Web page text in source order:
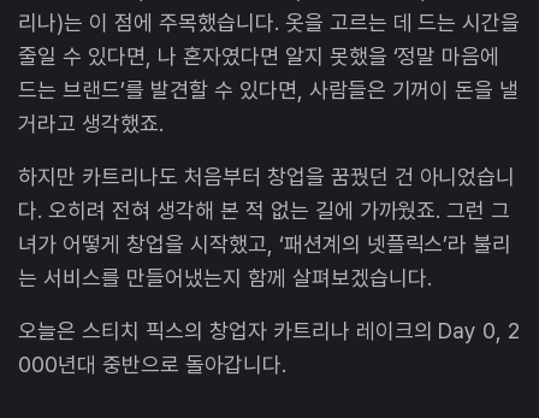
리나)는 이 점에 주목했습니다. 옷을 고르는 데 드는 시간을
줄일 수 있다면, 나 혼자였다면 알지 못했을 ‘정말 마음에
드는 브랜드’를 발견할 수 있다면, 사람들은 기꺼이 돈을 낼
거라고 생각했죠.
하지만 카트리나도 처음부터 창업을 꿈꿨던 건 아니었습니
다. 오히려 전혀 생각해 본 적 없는 길에 가까웠죠. 그런 그
녀가 어떻게 창업을 시작했고, ‘패션계의 넷플릭스’라 불리
는 서비스를 만들어냈는지 함께 살펴보겠습니다.
오늘은 스티치 픽스의 창업자 카트리나 레이크의 Day 0, 2
000년대 중반으로 돌아갑니다.